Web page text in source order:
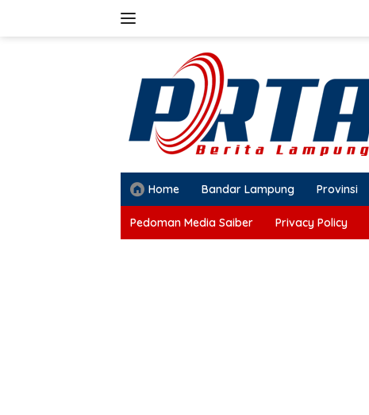
Home Bandar Lampung Provinsi
Pedoman Media Saiber Privacy Policy